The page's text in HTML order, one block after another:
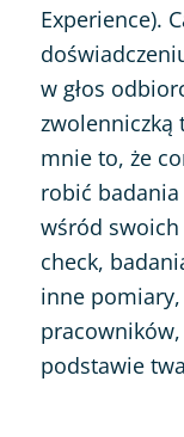
Experience).
w głos
zwolenniczką
mnie to, że
robić badania
wśród
check,
inne
podstawie